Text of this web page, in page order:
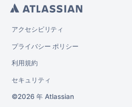
アクセシビリティ
プライバシー ポリシー
利用規約
セキュリティ
2026 年 Atlassian